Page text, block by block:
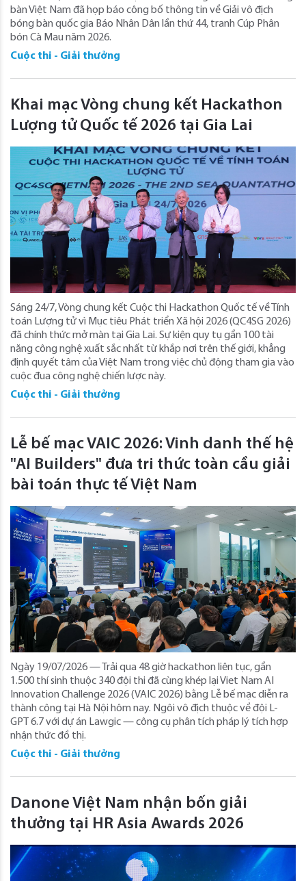
bàn Việt Nam đã họp báo công bố thông tin về Giải vô địch
bóng bàn quốc gia Báo Nhân Dân lần thứ 44, tranh Cúp Phân
bón Cà Mau năm 2026.
Cuộc thi - Giải thưởng
Khai mạc Vòng chung kết Hackathon
Lượng tử Quốc tế 2026 tại Gia Lai
Sáng 24/7, Vòng chung kết Cuộc thi Hackathon Quốc tế về Tính
toán Lượng tử vì Mục tiêu Phát triển Xã hội 2026 (QC4SG 2026)
đã chính thức mở màn tại Gia Lai. Sự kiện quy tụ gần 100 tài
năng công nghệ xuất sắc nhất từ khắp nơi trên thế giới, khẳng
định quyết tâm của Việt Nam trong việc chủ động tham gia vào
cuộc đua công nghệ chiến lược này.
Cuộc thi - Giải thưởng
Lễ bế mạc VAIC 2026: Vinh danh thế hệ
"AI Builders" đưa tri thức toàn cầu giải
bài toán thực tế Việt Nam
Ngày 19/07/2026 — Trải qua 48 giờ hackathon liên tục, gần
1.500 thí sinh thuộc 340 đội thi đã cùng khép lại Viet Nam AI
Innovation Challenge 2026 (VAIC 2026) bằng Lễ bế mạc diễn ra
thành công tại Hà Nội hôm nay. Ngôi vô địch thuộc về đội L-
GPT 6.7 với dự án Lawgic — công cụ phân tích pháp lý tích hợp
nhận thức đồ thị.
Cuộc thi - Giải thưởng
Danone Việt Nam nhận bốn giải
thưởng tại HR Asia Awards 2026